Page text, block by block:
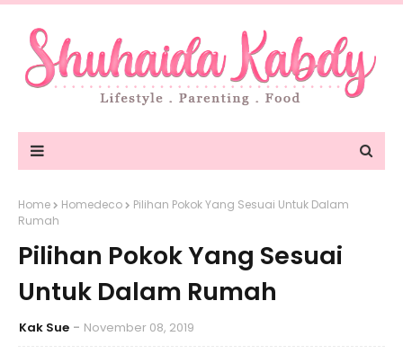
Home Homedeco
Pilihan Pokok Yang Sesuai Untuk Dalam
Rumah
Pilihan Pokok Yang Sesuai
Untuk Dalam Rumah
Kak Sue November 08, 2019